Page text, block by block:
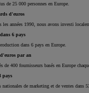
de 25 000 personnes en Europe.
d'euros
années 1990, nous avons investi
6 pays
dans 6 pays en Europe.
par an
400 fournisseurs basés en Europe
pays
de marketing et de ventes dans